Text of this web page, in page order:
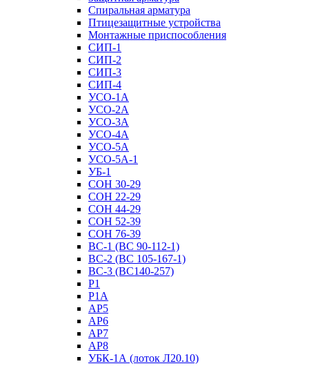
Спиральная арматура
Птицезащитные устройства
Монтажные приспособления
СИП-1
СИП-2
СИП-3
СИП-4
УСО-1А
УСО-2А
УСО-3А
УСО-4А
УСО-5А
УСО-5А-1
УБ-1
СОН 30-29
СОН 22-29
СОН 44-29
СОН 52-39
СОН 76-39
ВС-1 (ВС 90-112-1)
ВС-2 (ВС 105-167-1)
ВС-3 (ВС140-257)
Р1
Р1А
АР5
АР6
АР7
АР8
УБК-1А (лоток Л20.10)